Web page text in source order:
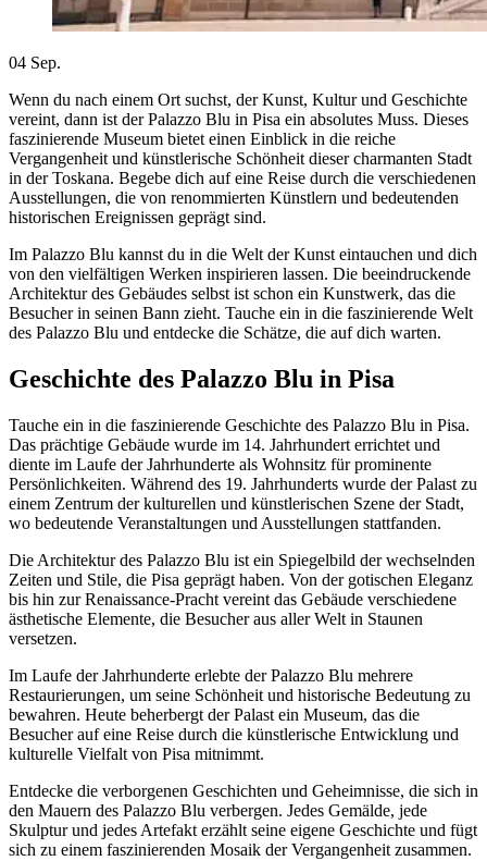
04 Sep.
Wenn du nach einem Ort suchst, der Kunst, Kultur und Geschichte
vereint, dann ist der Palazzo Blu in Pisa ein absolutes Muss. Dieses
faszinierende Museum bietet einen Einblick in die reiche
Vergangenheit und künstlerische Schönheit dieser charmanten Stadt
in der Toskana. Begebe dich auf eine Reise durch die verschiedenen
Ausstellungen, die von renommierten Künstlern und bedeutenden
historischen Ereignissen geprägt sind.
Im Palazzo Blu kannst du in die Welt der Kunst eintauchen und dich
von den vielfältigen Werken inspirieren lassen. Die beeindruckende
Architektur des Gebäudes selbst ist schon ein Kunstwerk, das die
Besucher in seinen Bann zieht. Tauche ein in die faszinierende Welt
des Palazzo Blu und entdecke die Schätze, die auf dich warten.
Geschichte des Palazzo Blu in Pisa
Tauche ein in die faszinierende Geschichte des Palazzo Blu in Pisa.
Das prächtige Gebäude wurde im 14. Jahrhundert errichtet und
diente im Laufe der Jahrhunderte als Wohnsitz für prominente
Persönlichkeiten. Während des 19. Jahrhunderts wurde der Palast zu
einem Zentrum der kulturellen und künstlerischen Szene der Stadt,
wo bedeutende Veranstaltungen und Ausstellungen stattfanden.
Die Architektur des Palazzo Blu ist ein Spiegelbild der wechselnden
Zeiten und Stile, die Pisa geprägt haben. Von der gotischen Eleganz
bis hin zur Renaissance-Pracht vereint das Gebäude verschiedene
ästhetische Elemente, die Besucher aus aller Welt in Staunen
versetzen.
Im Laufe der Jahrhunderte erlebte der Palazzo Blu mehrere
Restaurierungen, um seine Schönheit und historische Bedeutung zu
bewahren. Heute beherbergt der Palast ein Museum, das die
Besucher auf eine Reise durch die künstlerische Entwicklung und
kulturelle Vielfalt von Pisa mitnimmt.
Entdecke die verborgenen Geschichten und Geheimnisse, die sich in
den Mauern des Palazzo Blu verbergen. Jedes Gemälde, jede
Skulptur und jedes Artefakt erzählt seine eigene Geschichte und fügt
sich zu einem faszinierenden Mosaik der Vergangenheit zusammen.